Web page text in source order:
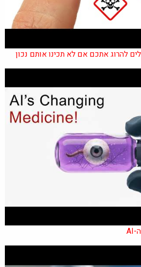
להרוג אתכם אם לא תכינו אותם נכון